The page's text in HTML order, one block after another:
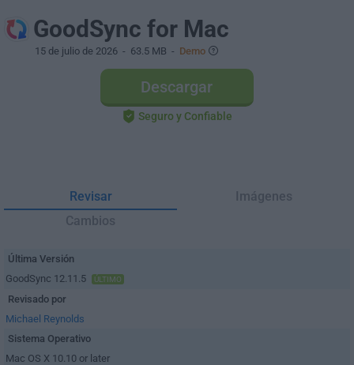
GoodSync for Mac
15 de julio de 2026 - 63.5 MB - Demo
Descargar
Seguro y Confiable
Revisar
Imágenes
Cambios
Última Versión
GoodSync 12.11.5
ÚLTIMO
Revisado por
Michael Reynolds
Sistema Operativo
Mac OS X 10.10 or later